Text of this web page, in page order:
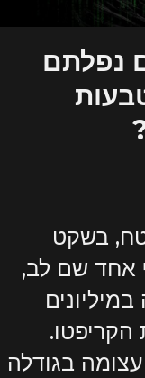
נפלתם
בשקט
אחד שם לב,
בגודלה